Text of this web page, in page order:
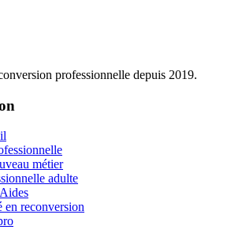
professionnelle depuis 2019.
métier
adulte
en reconversion